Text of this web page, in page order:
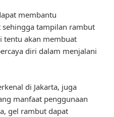
membantu
tampilan rambut
tentu akan membuat
diri dalam menjalani
di Jakarta, juga
manfaat penggunaan
gel rambut dapat